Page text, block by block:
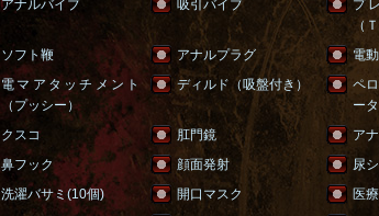
アナルバイブ 吸引バイブ
プ
（
ソフト鞭 アナルプラグ
電
電マアタッチメント
（プッシー）
ディルド（吸盤付き）
ペ
ー
クスコ 肛門鏡
ア
鼻フック 顔面発射
尿
洗濯バサミ(10個) 開口マスク
医